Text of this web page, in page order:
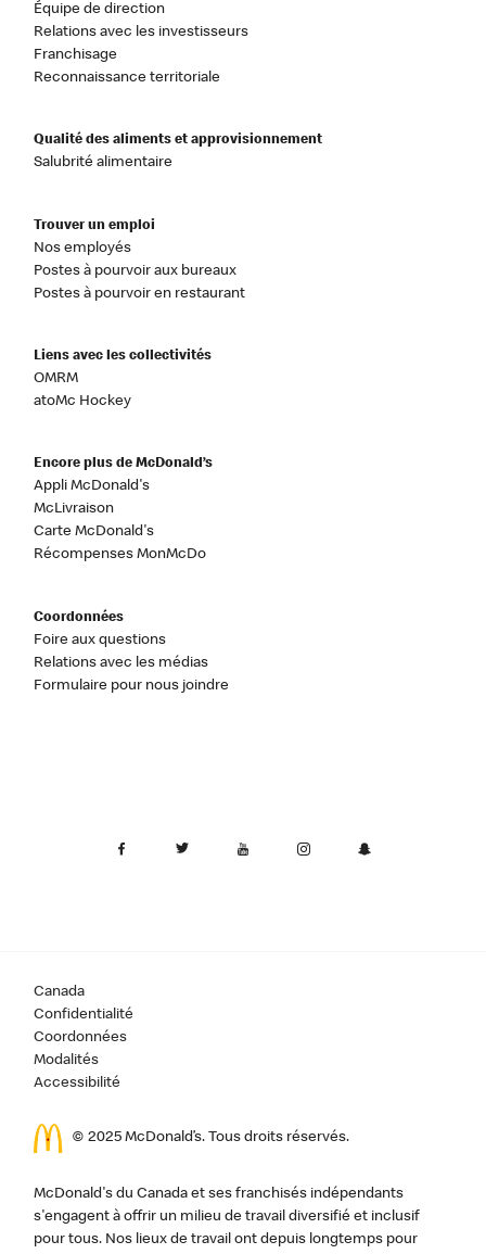
Équipe de direction
Relations avec les investisseurs
Franchisage
Reconnaissance territoriale
Qualité des aliments et approvisionnement
Salubrité alimentaire
Trouver un emploi
Nos employés
Postes à pourvoir aux bureaux
Postes à pourvoir en restaurant
Liens avec les collectivités
OMRM
atoMc Hockey
Encore plus de McDonald’s
Appli McDonald's
McLivraison
Carte McDonald's
Récompenses MonMcDo
Coordonnées
Foire aux questions
Relations avec les médias
Formulaire pour nous joindre
Canada
Confidentialité
Coordonnées
Modalités
Accessibilité
© 2025 McDonald’s. Tous droits réservés.
McDonald's du Canada et ses franchisés indépendants
s'engagent à offrir un milieu de travail diversifié et inclusif
pour tous. Nos lieux de travail ont depuis longtemps pour